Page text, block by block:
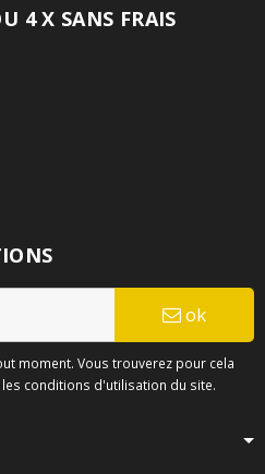
4 X SANS FRAIS
ok
moment. Vous trouverez pour cela
conditions d'utilisation du site.